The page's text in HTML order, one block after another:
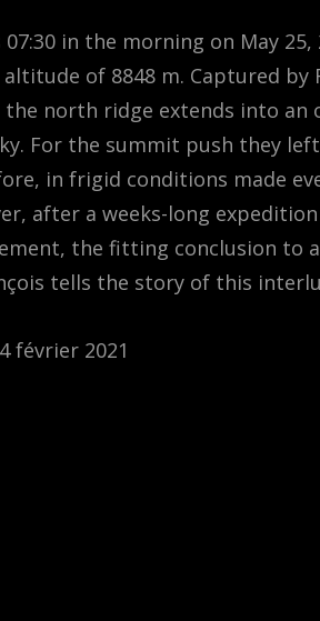
in the morning on May 25,
of 8848 m. Captured by
north ridge extends into an
For the summit push they
in frigid conditions made
after a weeks-long
the fitting conclusion to
tells the story of this
février 2021